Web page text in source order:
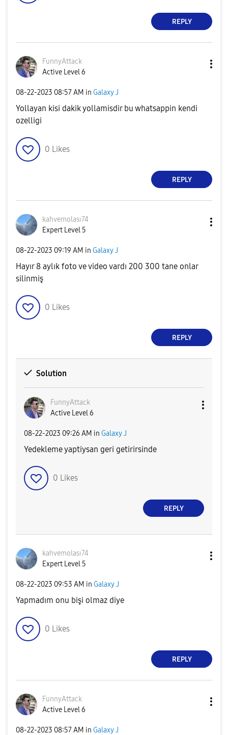
REPLY
FunnyAttack
Active Level 6
‎08-22-2023 08:57 AM in Galaxy J
Yollayan kisi dakik yollamisdir bu whatsappin kendi
ozelligi
0 Likes
REPLY
kahvemolası74
Expert Level 5
‎08-22-2023 09:19 AM in Galaxy J
Hayır 8 aylık foto ve video vardı 200 300 tane onlar
silinmiş
0 Likes
REPLY
Solution
FunnyAttack
Active Level 6
‎08-22-2023 09:26 AM in Galaxy J
Yedekleme yaptiysan geri getirirsinde
0 Likes
REPLY
kahvemolası74
Expert Level 5
‎08-22-2023 09:53 AM in Galaxy J
Yapmadım onu bişi olmaz diye
0 Likes
REPLY
FunnyAttack
Active Level 6
‎08-22-2023 08:57 AM in Galaxy J